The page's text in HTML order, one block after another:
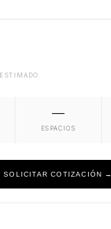
—
ESPACIOS
SOLICITAR COTIZACIÓN →